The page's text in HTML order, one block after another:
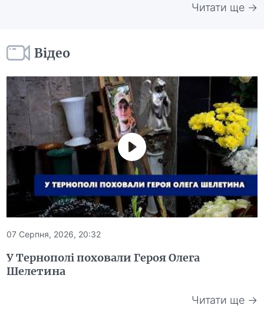
Читати ще →
Відео
07 Серпня, 2026, 20:32
У Тернополі поховали Героя Олега
Шелетина
Читати ще →